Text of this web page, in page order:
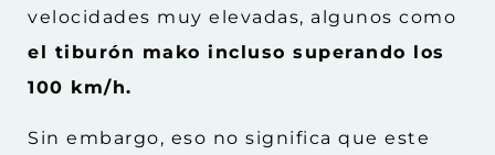
velocidades muy elevadas, algunos como
el tiburón mako incluso superando los
100 km/h.
Sin embargo, eso no significa que este